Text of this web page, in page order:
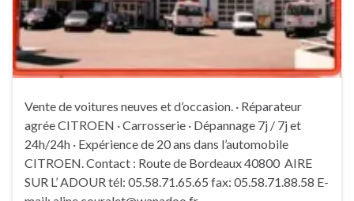
Vente de voitures neuves et d’occasion. · Réparateur
agrée CITROEN · Carrosserie · Dépannage 7j / 7j et
24h/24h · Expérience de 20 ans dans l’automobile
CITROEN. Contact : Route de Bordeaux 40800 AIRE
SUR L’ ADOUR tél: 05.58.71.65.65 fax: 05.58.71.88.58 E-